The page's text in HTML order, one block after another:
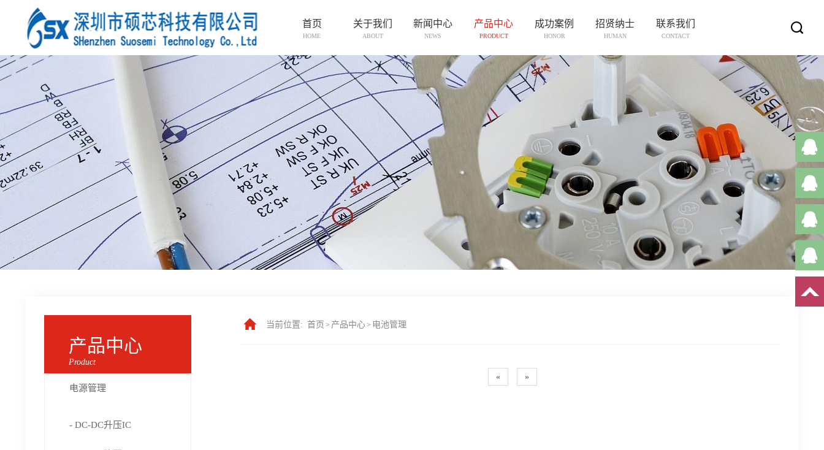
首页
HOME
关于我们
ABOUT
新闻中心
NEWS
产品中心
PRODUCT
成功案例
HONOR
招贤纳士
HUMAN
联系我们
CONTACT
产品中心
Product
电源管理
- DC-DC升压IC
当前位置: 首页 > 产品中心> 电池管理
« »